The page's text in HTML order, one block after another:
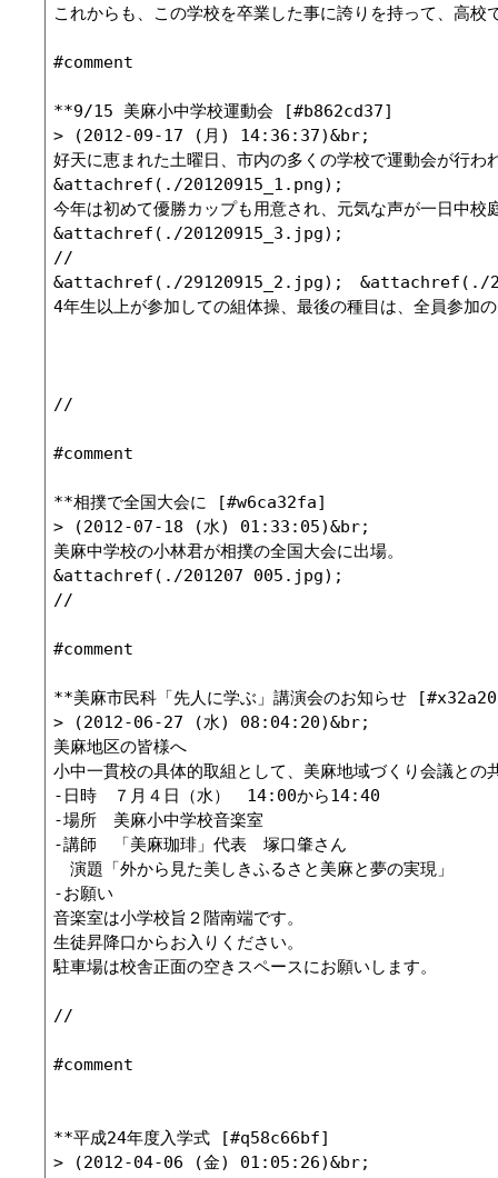
これからも、この学校を卒業した事に誇りを持って
#comment
**9/15 美麻小中学校運動会 [#b862cd37]
> (2012-09-17 (月) 14:36:37)&br;
好天に恵まれた土曜日、市内の多くの学校で運動会が行
&attachref(./20120915_1.png);
今年は初めて優勝カップも用意され、元気な声が一日中校
&attachref(./20120915_3.jpg);
//
&attachref(./29120915_2.jpg);　&attachref(./
4年生以上が参加しての組体操、最後の種目は、全員参加
//
#comment
**相撲で全国大会に [#w6ca32fa]
> (2012-07-18 (水) 01:33:05)&br;
美麻中学校の小林君が相撲の全国大会に出場。
&attachref(./201207 005.jpg);
//
#comment
**美麻市民科「先人に学ぶ」講演会のお知らせ
> (2012-06-27 (水) 08:04:20)&br;
美麻地区の皆様へ
小中一貫校の具体的取組として、美麻地域づくり会議と
-日時　７月４日（水）　14:00から14:40
-場所　美麻小中学校音楽室
-講師　「美麻珈琲」代表　塚口肇さん
演題「外から見た美しきふるさと美麻と夢の実現」
-お願い
音楽室は小学校旨２階南端です。
生徒昇降口からお入りください。
駐車場は校舎正面の空きスペースにお願いします。
//
#comment
**平成24年度入学式 [#q58c66bf]
> (2012-04-06 (金) 01:05:26)&br;